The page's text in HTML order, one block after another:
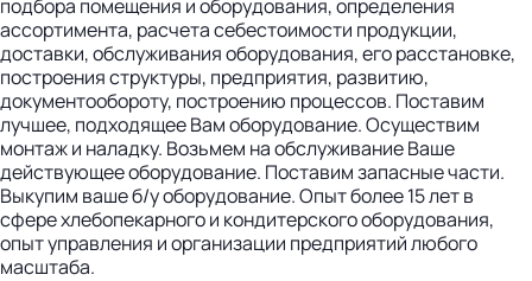
подбора помещения и оборудования, определения
ассортимента, расчета себестоимости продукции,
доставки, обслуживания оборудования, его расстановке,
построения структуры, предприятия, развитию,
документообороту, построению процессов. Поставим
лучшее, подходящее Вам оборудование. Осуществим
монтаж и наладку. Возьмем на обслуживание Ваше
действующее оборудование. Поставим запасные части.
Выкупим ваше б/у оборудование. Опыт более 15 лет в
сфере хлебопекарного и кондитерского оборудования,
опыт управления и организации предприятий любого
масштаба.